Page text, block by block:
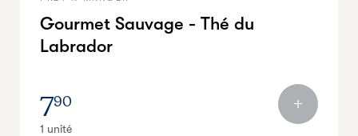
Gourmet Sauvage - Thé du
Labrador
790
1 unité